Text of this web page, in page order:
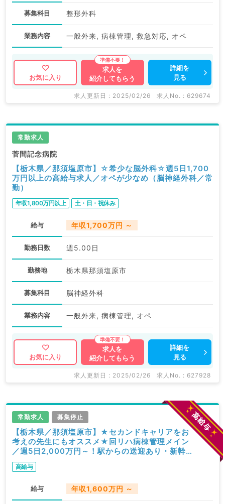
募集科目 整形外科
業務内容 一般外来, 病棟管理, 救急対応, オペ
お気に入り
求人を
紹介してもらう
詳細を
見る
求人更新日 : 2025/02/26 求人No. : 629674
常勤求人
菅間記念病院
【栃木県／那須塩原市】☆希少な脳外科☆週5日1,700
万円以上の高給与求人／オペが少なめ（脳神経外科／常
勤）
年収1,800万円以上 土・日・祝休み
給与 年収1,700万円 ～
勤務日数 週5.00日
勤務地 栃木県那須塩原市
募集科目 脳神経外科
業務内容 一般外来, 病棟管理, オペ
お気に入り
求人を
紹介してもらう
詳細を
見る
求人更新日 : 2025/02/26 求人No. : 627928
常勤求人 募集停止
【栃木県／那須塩原市】★セカンドキャリアをお
考えの先生にもオススメ★回リハ病棟管理メイン
／週5日2,000万円～！駅からの送迎あり・新幹
線通勤も可です◎（リハビリテーション科／常
勤）
高給与
給与 年収1,600万円 ～